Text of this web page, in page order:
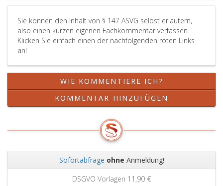
Sie können den Inhalt von § 147 ASVG selbst erläutern,
also einen kurzen eigenen Fachkommentar verfassen.
Klicken Sie einfach einen der nachfolgenden roten Links
an!
WIE KOMMENTIERE ICH?
KOMMENTAR HINZUFÜGEN
Sofortabfrage ohne Anmeldung!
DSGVO Vorlagen 11,90 €